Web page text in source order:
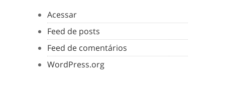
Acessar
Feed de posts
Feed de comentários
WordPress.org